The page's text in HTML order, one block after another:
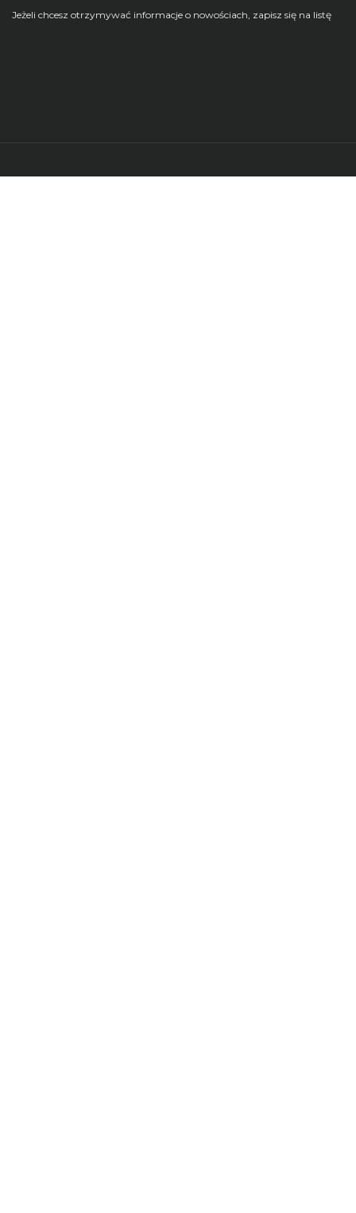
Jeżeli chcesz otrzymywać informacje o nowościach, zapisz się na listę